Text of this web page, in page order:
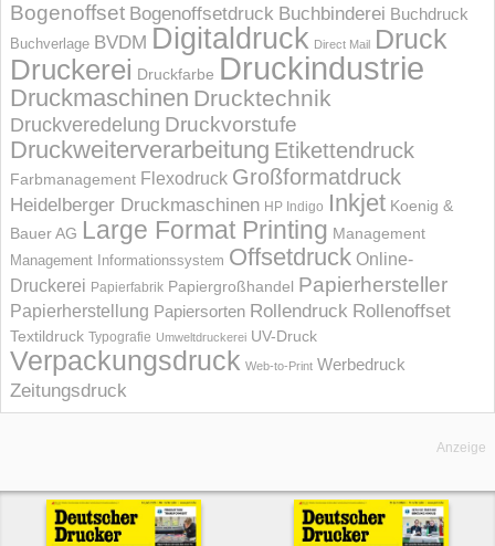
Bogenoffset Bogenoffsetdruck Buchbinderei Buchdruck
Buchverlage BVDM Digitaldruck Direct Mail Druck
Druckerei Druckfarbe Druckindustrie
Druckmaschinen Drucktechnik
Druckveredelung Druckvorstufe
Druckweiterverarbeitung Etikettendruck
Farbmanagement Flexodruck Großformatdruck
Heidelberger Druckmaschinen HP Indigo Inkjet Koenig &
Bauer AG Large Format Printing Management
Management Informations­system Offsetdruck Online-
Druckerei Papierfabrik Papiergroßhandel Papierhersteller
Papierherstellung Papiersorten Rollendruck Rollenoffset
Textildruck Typografie Umweltdruckerei UV-Druck
Verpackungsdruck Web-to-Print Werbedruck
Zeitungsdruck
Anzeige